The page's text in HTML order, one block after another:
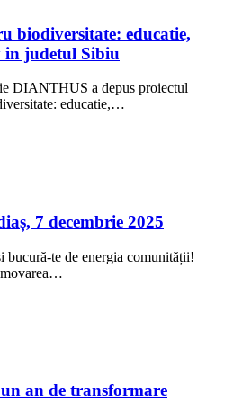
biodiversitate: educatie,
in judetul Sibiu
DIANTHUS a depus proiectul
educatie,…
7 decembrie 2025
bucură-te de energia comunității!
an de transformare